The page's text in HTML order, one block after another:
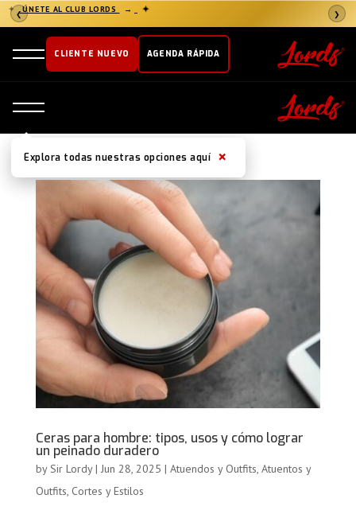
❮ ❯
✦ ÚNETE AL CLUB LORDS → ✦
CLIENTE NUEVO AGENDA RÁPIDA
Explora todas nuestras opciones aquí ×
Ceras para hombre: tipos, usos y cómo lograr
un peinado duradero
bySir Lordy| Jun 28, 2025 | Atuendos y Outfits, Atuentos y
Outfits, Cortes y Estilos